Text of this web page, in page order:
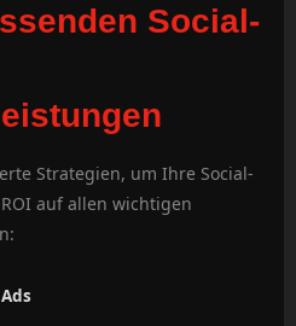
Social-
Strategien, um Ihre Social-
auf allen wichtigen